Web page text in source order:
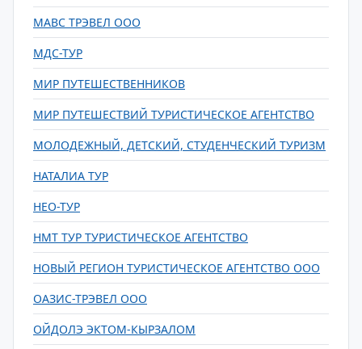
МАВС ТРЭВЕЛ ООО
МДС-ТУР
МИР ПУТЕШЕСТВЕННИКОВ
МИР ПУТЕШЕСТВИЙ ТУРИСТИЧЕСКОЕ АГЕНТСТВО
МОЛОДЕЖНЫЙ, ДЕТСКИЙ, СТУДЕНЧЕСКИЙ ТУРИЗМ
НАТАЛИА ТУР
НЕО-ТУР
НМТ ТУР ТУРИСТИЧЕСКОЕ АГЕНТСТВО
НОВЫЙ РЕГИОН ТУРИСТИЧЕСКОЕ АГЕНТСТВО ООО
ОАЗИС-ТРЭВЕЛ ООО
ОЙДОЛЭ ЭКТОМ-КЫРЗАЛОМ